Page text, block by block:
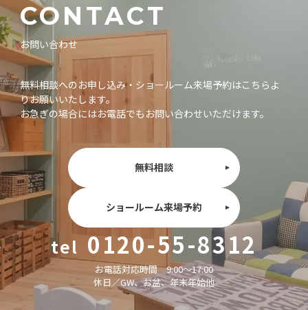
CONTACT
お問い合わせ
無料相談へのお申し込み・ショールーム来場予約はこちらよ
りお願いいたします。
お急ぎの場合にはお電話でもお問い合わせいただけます。
無料相談
ショールーム来場予約
0120-55-8312
お電話対応時間 9:00〜17:00
休日／GW、お盆、年末年始他